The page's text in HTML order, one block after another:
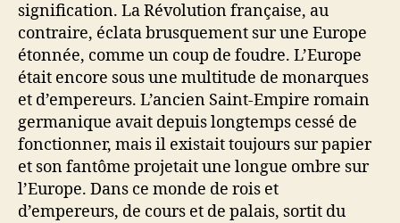
signification. La Révolution française, au
contraire, éclata brusquement sur une Europe
étonnée, comme un coup de foudre. L’Europe
était encore sous une multitude de monarques
et d’empereurs. L’ancien Saint-Empire romain
germanique avait depuis longtemps cessé de
fonctionner, mais il existait toujours sur papier
et son fantôme projetait une longue ombre sur
l’Europe. Dans ce monde de rois et
d’empereurs, de cours et de palais, sortit du